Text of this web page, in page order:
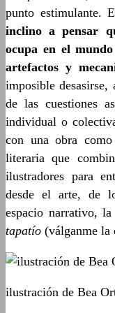
punto estimulante.
inclino a pensar
ocupa en el
artefactos y
imposible
de las cuestiones
individual o
con una obra como
literaria que
ilustradores para
desde el arte, de
espacio narrativo,
tapatío (válganme la
ilustración de Bea